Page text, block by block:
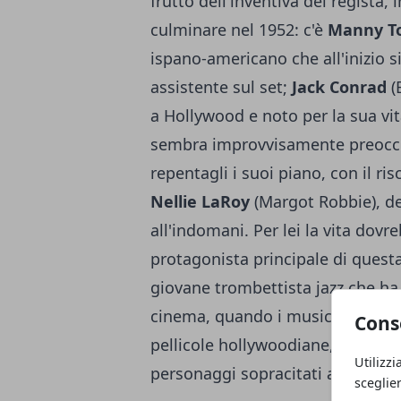
culminare nel 1952: c'è Manny
ispano-americano che all'inizio
assistente sul set; Jack Conrad
a Hollywood e noto per la sua
sembra improvvisamente
repentagli i suoi piano, con il
Nellie LaRoy (Margot Robbie),
all'indomani. Per lei la vita
protagonista principale di
giovane trombettista jazz che
cinema, quando i musicisti
pellicole hollywoodiane, e sarà
personaggi sopracitati a